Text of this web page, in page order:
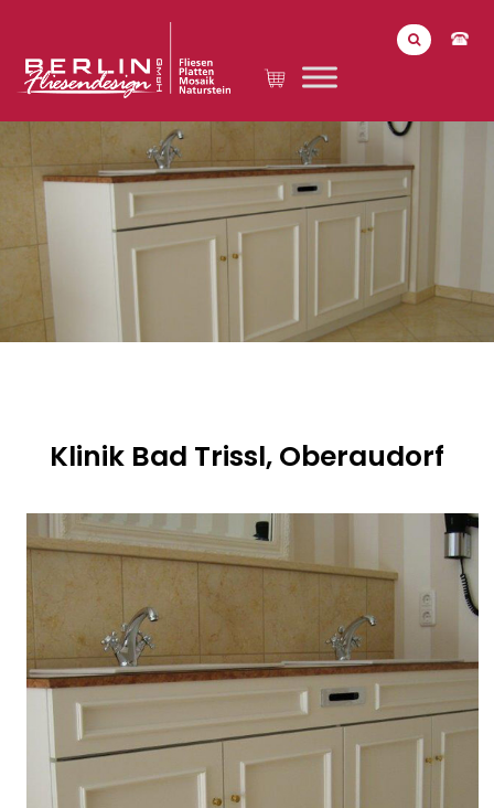
Klinik Bad Trissl, Oberaudorf